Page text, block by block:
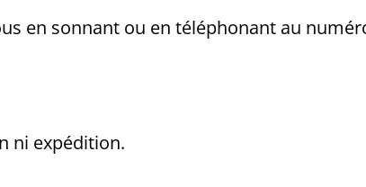
en sonnant ou en téléphonant au
ni expédition.